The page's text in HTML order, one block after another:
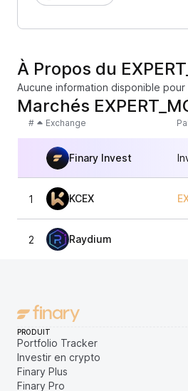
À Propos du
Aucune information disponible pour
Marchés
# Exchange
Finary Invest
1 KCEX
2 Raydium
PRODUIT
Portfolio Tracker
Investir en crypto
Finary Plus
Finary Pro